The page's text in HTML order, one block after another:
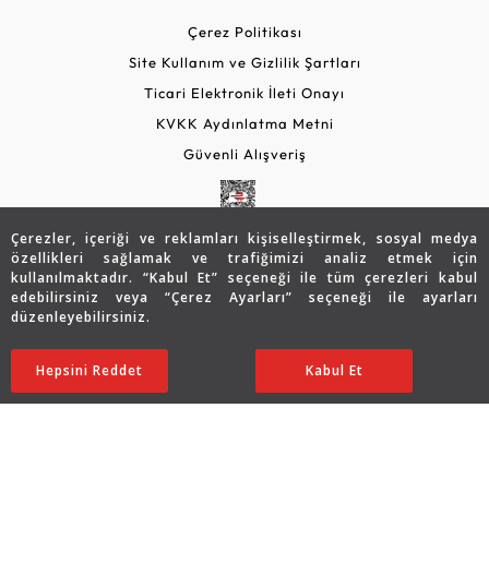
Çerezler, içeriği ve reklamları kişiselleştirmek, sosyal medya
özellikleri sağlamak ve trafiğimizi analiz etmek için
kullanılmaktadır. “Kabul Et” seçeneği ile tüm çerezleri kabul
edebilirsiniz veya “Çerez Ayarları” seçeneği ile ayarları
düzenleyebilirsiniz.
Ayarları Düzenle
Hepsini Reddet Kabul Et
59.063 TL
29.532TL SATIN ALIN
Çerez Politikası
Site Kullanım ve Gizlilik Şartları
Ticari Elektronik İleti Onayı
KVKK Aydınlatma Metni
Güvenli Alışveriş
Copyright © 2026 Assos Pırlanta - Bu sitenin tüm hakları